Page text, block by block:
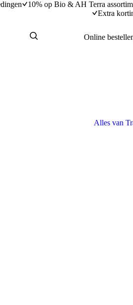
10% op Bio & AH Terra
Extra
Online
Alles van